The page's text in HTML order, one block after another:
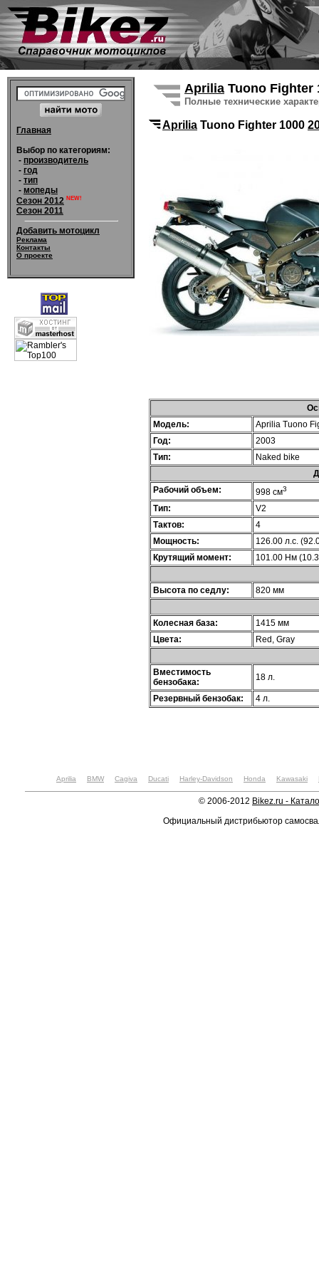
Главная
Выбор по категориям:
- производитель
- год
- тип
- мопеды
Сезон 2012 NEW!
Сезон 2011
Добавить мотоцикл
Реклама
Контакты
О проекте
Aprilia Tuono Fighter
Полные технические
Aprilia Tuono Fighter 1000
Модель:
Aprilia Tuono
Год:
2003
Тип:
Naked bike
Рабочий объем:
998 см3
Тип:
V2
Тактов:
4
Мощность:
126.00 л.с.
Крутящий момент:
101.00 Нм
Высота по седлу: 820 мм
Колесная база:
1415 мм
Цвета:
Red, Gray
Вместимость
бензобака:
18 л.
Резервный бензобак: 4 л.
Aprilia BMW Cagiva Ducati Harley-Davidson Honda Kawasaki
© 2006-2012 Bikez.ru -
Официальный дистрибьютор